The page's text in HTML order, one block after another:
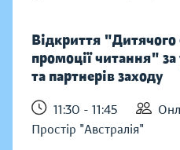
Відкриття
промоції читання" за
та партнерів заходу
11:30 - 11:45
Простір "Австралія"